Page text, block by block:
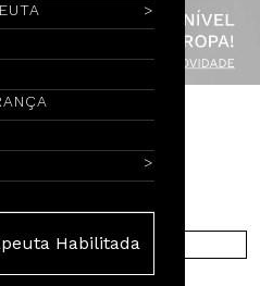
Habilitada
por Nome
NA EUROPA